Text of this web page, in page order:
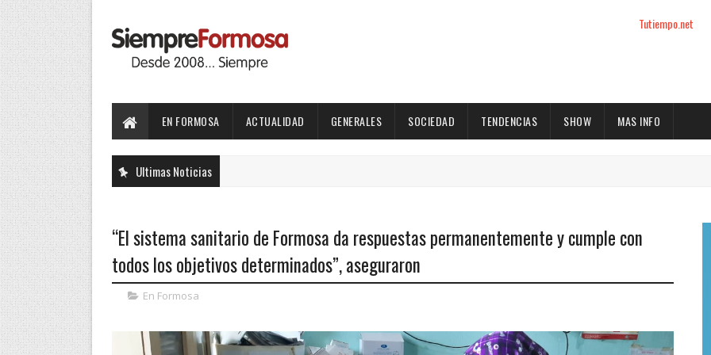
Tutiempo.net
EN FORMOSA ACTUALIDAD GENERALES SOCIEDAD TENDENCIAS SHOW MAS INFO
Ultimas Noticias
“El sistema sanitario de Formosa da respuestas permanentemente y cumple con
todos los objetivos determinados”, aseguraron
En Formosa